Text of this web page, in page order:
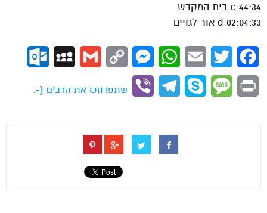
44:34 c בית המקדש
02:04:33 d אור לגויים
Facebook
Twitter
Email
WhatsApp
Messenger
Copy
Gmail
MySpace
Print
Message
Skype
Telegram
Viber
שתפו וזכו את הרבים (-: